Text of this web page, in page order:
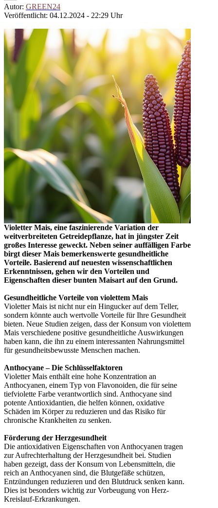
Autor: GREEN24
Veröffentlicht: 04.12.2024 - 22:29 Uhr
Violetter Mais, eine faszinierende Variation der
weitverbreiteten Getreidepflanze, hat in jüngster Zeit
großes Interesse geweckt. Neben seiner auffälligen Farbe
birgt dieser Mais bemerkenswerte gesundheitliche
Vorteile. Basierend auf neuesten wissenschaftlichen
Erkenntnissen, gehen wir den Vorteilen und
Eigenschaften dieser bunten Maisart auf den Grund.
Gesundheitliche Vorteile von violettem Mais
Violetter Mais ist nicht nur ein Hingucker auf dem Teller,
sondern könnte auch wertvolle Vorteile für Ihre Gesundheit
bieten. Neue Studien zeigen, dass der Konsum von violettem
Mais verschiedene positive gesundheitliche Auswirkungen
haben kann, die ihn zu einem interessanten Nahrungsmittel
für gesundheitsbewusste Menschen machen.
Anthocyane – Die Schlüsselfaktoren
Violetter Mais enthält eine hohe Konzentration an
Anthocyanen, einem Typ von Flavonoiden, die für seine
tiefviolette Farbe verantwortlich sind. Anthocyane sind
potente Antioxidantien, die helfen können, oxidative
Schäden im Körper zu reduzieren und das Risiko für
chronische Krankheiten zu senken.
Förderung der Herzgesundheit
Die antioxidativen Eigenschaften von Anthocyanen tragen
zur Aufrechterhaltung der Herzgesundheit bei. Studien
haben gezeigt, dass der Konsum von Lebensmitteln, die
reich an Anthocyanen sind, die Blutgefäße schützen,
Entzündungen reduzieren und den Blutdruck senken kann.
Dies ist besonders wichtig zur Vorbeugung von Herz-
Kreislauf-Erkrankungen.